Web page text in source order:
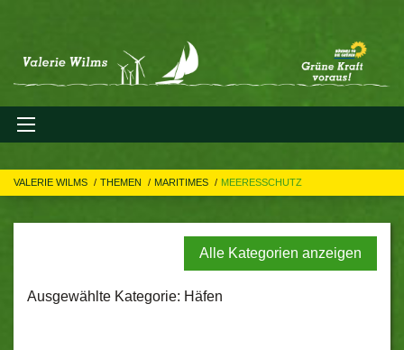
VALERIE WILMS THEMEN MARITIMES MEERESSCHUTZ
Alle Kategorien anzeigen
Ausgewählte Kategorie: Häfen